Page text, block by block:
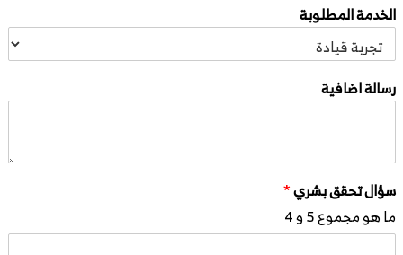
الخدمة المطلوبة
رسالة اضافية
سؤال تحقق بشري*
ما هو مجموع 5 و 4